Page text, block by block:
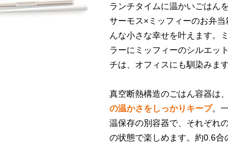
ランチタイムに温かいごはん
サーモス×ミッフィーのお弁当
んな小さな幸せを叶えます。
ラーにミッフィーのシルエッ
チは、オフィスにも馴染みます
真空断熱構造のごはん容器は、
の温かさをしっかりキープ。
温保存の別容器で、それぞれ
の状態で楽しめます。約0.6合